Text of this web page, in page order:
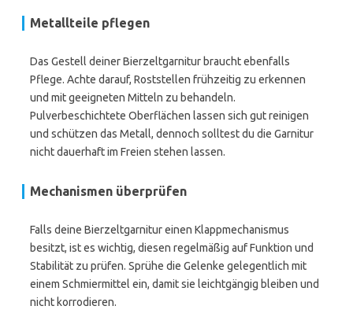
Metallteile pflegen
Das Gestell deiner Bierzeltgarnitur braucht ebenfalls
Pflege. Achte darauf, Roststellen frühzeitig zu erkennen
und mit geeigneten Mitteln zu behandeln.
Pulverbeschichtete Oberflächen lassen sich gut reinigen
und schützen das Metall, dennoch solltest du die Garnitur
nicht dauerhaft im Freien stehen lassen.
Mechanismen überprüfen
Falls deine Bierzeltgarnitur einen Klappmechanismus
besitzt, ist es wichtig, diesen regelmäßig auf Funktion und
Stabilität zu prüfen. Sprühe die Gelenke gelegentlich mit
einem Schmiermittel ein, damit sie leichtgängig bleiben und
nicht korrodieren.